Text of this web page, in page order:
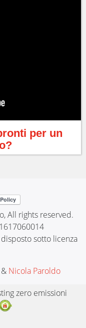
per un
All rights reserved.
sotto licenza
Nicola Paroldo
zero emissioni